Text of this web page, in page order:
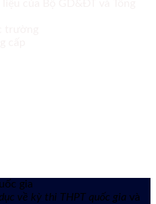
gia
về kỳ thi THPT quốc gia và